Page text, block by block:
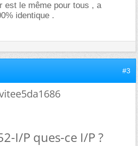
est le même pour tous , a
identique .
#3
I/P ques-ce I/P ?